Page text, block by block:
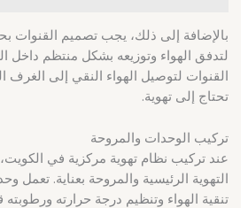
بالإضافة إلى ذلك، يجب تصميم القنوات
لتدفق الهواء وتوزيعه بشكل منتظم داخل
القنوات لتوصيل الهواء النقي إلى الغرف
تحتاج إلى تهوية.
تركيب الوحدات والمروحة
عند تركيب نظام تهوية مركزية في
التهوية الرئيسية والمروحة بعناية. تعمل
تنقية الهواء وتنظيم درجة حرارته ورطوبته